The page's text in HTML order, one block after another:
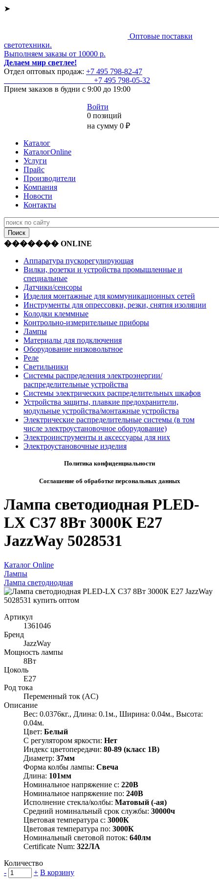
➤
Оптовые поставки
светотехники.
Выполняем заказы от 10000 р.
Делаем мир светлее!
Отдел оптовых продаж: +7 495 798-82-47
+7 495 798-05-32
Прием заказов в будни с 9:00 до 19:00
Войти
0 позиций
на сумму 0 ₽
Каталог
КаталогOnline
Услуги
Прайс
Производители
Компания
Новости
Контакты
������� ONLINE
Аппаратура пускорегулирующая
Вилки, розетки и устройства промышленные и
специальные
Датчики/сенсоры
Изделия монтажные для коммуникационных сетей
Инструменты для опрессовки, резки, снятия изоляции
Колодки клеммные
Контрольно-измерительные приборы
Лампы
Материалы для подключения
Оборудование низковольтное
Реле
Светильники
Системы распределения электроэнергии/
распределительные устройства
Системы электрических распределительных шкафов
Устройства защиты, плавкие предохранители,
модульные устройства/монтажные устройства
Электрические распределительные системы (в том
числе электроустановочное оборудование)
Электроинструменты и аксессуары для них
Электроустановочные изделия
Политика конфиденциальности
Соглашение об обработке персональных данных
Лампа светодиодная PLED-
LX C37 8Вт 3000К E27
JazzWay 5028531
Каталог Online
Лампы
Лампа светодиодная
Артикул
1361046
Бренд
JazzWay
Мощность лампы
8Вт
Цоколь
E27
Род тока
Переменный ток (AC)
Описание
Вес: 0.0376кг., Длина: 0.1м., Ширина: 0.04м., Высота:
0.04м.
Цвет: Белый
С регулятором яркости: Нет
Индекс цветопередачи: 80-89 (класс 1В)
Диаметр: 37мм
Форма колбы лампы: Свеча
Длина: 101мм
Номинальное напряжение с: 220В
Номинальное напряжение по: 240В
Исполнение стекла/колбы: Матовый (-ая)
Средний номинальный срок службы: 30000ч
Цветовая температура с: 3000К
Цветовая температура по: 3000К
Номинальный световой поток: 640лм
Certificate Num: 322ЛА
Количество
-
+ В корзину